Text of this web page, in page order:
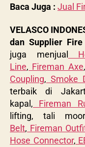
Baca Juga : Jual
VELASCO
dan Supplier
juga menjual
Line, Fireman Axe,
Coupling, Smoke
terbaik di
kapal, Fireman
lifting, tali
Belt, Fireman
Hose Connector,